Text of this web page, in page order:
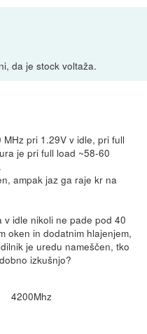
da je stock voltaža.
pri 1.29V v idle, pri full
je pri full load ~58-60
ampak jaz ga raje kr na
v idle nikoli ne pade pod 40
oken in dodatnim hlajenjem,
je uredu nameščen, tko
izkušnjo?
4200Mhz